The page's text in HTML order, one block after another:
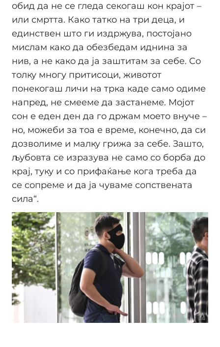
обид да не се гледа секогаш кон крајот –
или смртта. Како татко на три деца, и
единствен што ги издржува, постојано
мислам како да обезбедам иднина за
нив, а не како да ја заштитам за себе. Со
толку многу притисоци, животот
понекогаш личи на трка каде само одиме
напред, не смееме да застанеме. Мојот
сон е еден ден да го држам моето внуче –
но, можеби за тоа е време, конечно, да си
дозволиме и малку грижа за себе. Зашто,
љубовта се изразува не само со борба до
крај, туку и со прифаќање кога треба да
се сопреме и да ја чуваме сопствената
сила“.